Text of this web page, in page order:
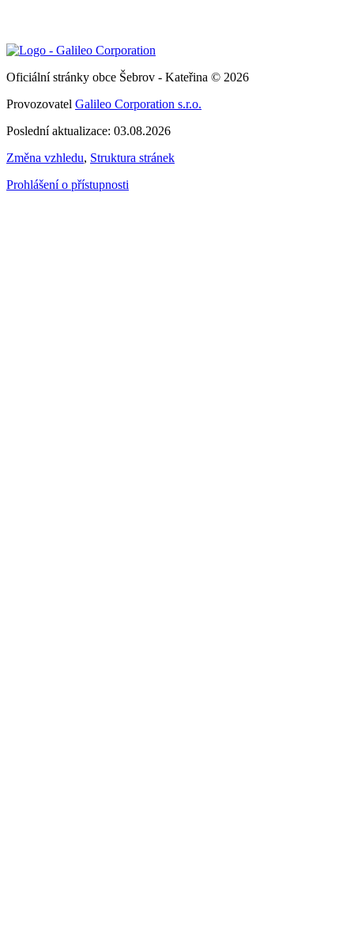
Oficiální stránky obce Šebrov - Kateřina © 2026
Provozovatel Galileo Corporation s.r.o.
Poslední aktualizace: 03.08.2026
Změna vzhledu, Struktura stránek
Prohlášení o přístupnosti